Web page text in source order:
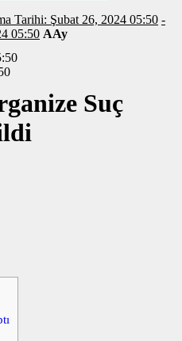
Tarihi: Şubat 26, 2024 05:50 -
05:50 AAy
Suç